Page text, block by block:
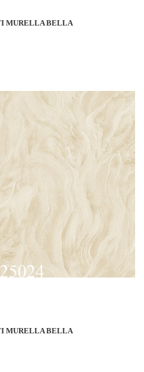
MURELLA BELLA
MURELLA BELLA